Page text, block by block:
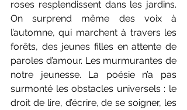
roses resplendissent dans les jardins.
On surprend même des voix à
l’automne, qui marchent à travers les
forêts, des jeunes filles en attente de
paroles d’amour. Les murmurantes de
notre jeunesse. La poésie n’a pas
surmonté les obstacles universels : le
droit de lire, d’écrire, de se soigner, les